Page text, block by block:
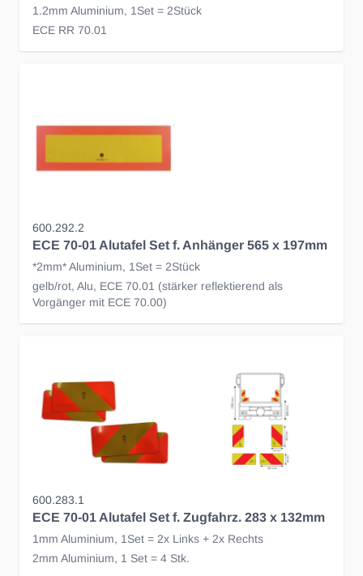
1.2mm Aluminium, 1Set = 2Stück
ECE RR 70.01
600.292.2
ECE 70-01 Alutafel Set f. Anhänger 565 x 197mm
*2mm* Aluminium, 1Set = 2Stück
gelb/rot, Alu, ECE 70.01 (stärker reflektierend als
Vorgänger mit ECE 70.00)
600.283.1
ECE 70-01 Alutafel Set f. Zugfahrz. 283 x 132mm
1mm Aluminium, 1Set = 2x Links + 2x Rechts
2mm Aluminium, 1 Set = 4 Stk.